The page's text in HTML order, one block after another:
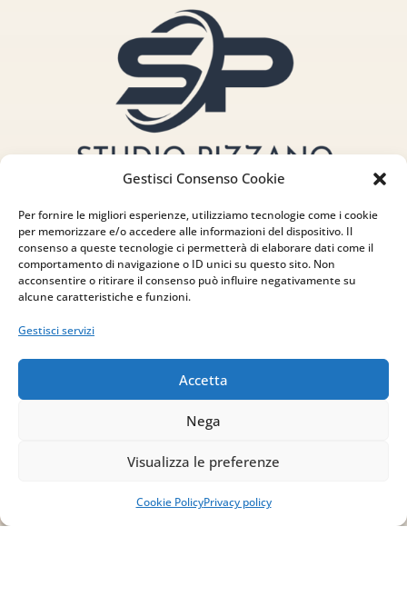
Gestisci Consenso Cookie
Per fornire le migliori esperienze, utilizziamo tecnologie come i cookie
per memorizzare e/o accedere alle informazioni del dispositivo. Il
consenso a queste tecnologie ci permetterà di elaborare dati come il
comportamento di navigazione o ID unici su questo sito. Non
acconsentire o ritirare il consenso può influire negativamente su
alcune caratteristiche e funzioni.
Gestisci servizi
Accetta
Nega
Visualizza le preferenze
Cookie PolicyPrivacy policy
Indirizzo
via Sant’Alessio, 5
83030 Venticano (AV)